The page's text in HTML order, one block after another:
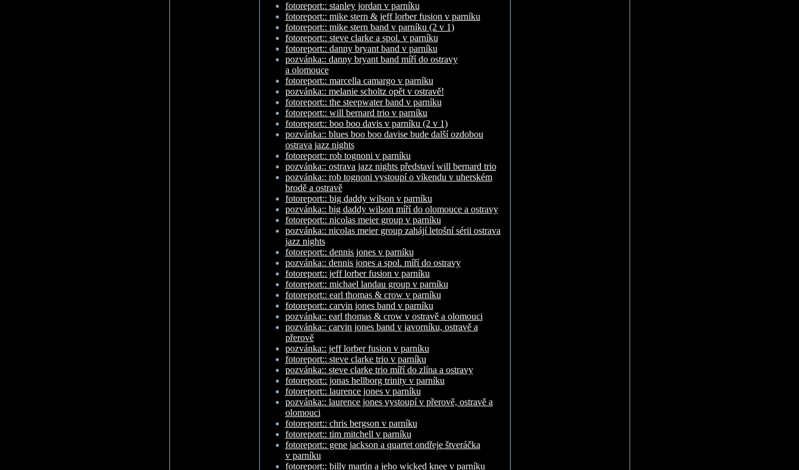
fotoreport:: stanley jordan v parníku
fotoreport:: mike stern & jeff lorber fusion v parníku
fotoreport:: mike stern band v parníku (2 v 1)
fotoreport:: steve clarke a spol. v parníku
fotoreport:: danny bryant band v parníku
pozvánka:: danny bryant band míří do ostravy
a olomouce
fotoreport:: marcella camargo v parníku
pozvánka:: melanie scholtz opět v ostravě!
fotoreport:: the steepwater band v parníku
fotoreport:: will bernard trio v parníku
fotoreport:: boo boo davis v parníku (2 v 1)
pozvánka:: blues boo boo davise bude další ozdobou
ostrava jazz nights
fotoreport:: rob tognoni v parníku
pozvánka:: ostrava jazz nights představí will bernard trio
pozvánka:: rob tognoni vystoupí o víkendu v uherském
brodě a ostravě
fotoreport:: big daddy wilson v parníku
pozvánka:: big daddy wilson míří do olomouce a ostravy
fotoreport:: nicolas meier group v parníku
pozvánka:: nicolas meier group zahájí letošní sérii ostrava
jazz nights
fotoreport:: dennis jones v parníku
pozvánka:: dennis jones a spol. míří do ostravy
fotoreport:: jeff lorber fusion v parníku
fotoreport:: michael landau group v parníku
fotoreport:: earl thomas & crow v parníku
fotoreport:: carvin jones band v parníku
pozvánka:: earl thomas & crow v ostravě a olomouci
pozvánka:: carvin jones band v javorníku, ostravě a
přerově
pozvánka:: jeff lorber fusion v parníku
fotoreport:: steve clarke trio v parníku
pozvánka:: steve clarke trio míří do zlína a ostravy
fotoreport:: jonas hellborg trinity v parníku
fotoreport:: laurence jones v parníku
pozvánka:: laurence jones vystoupí v přerově, ostravě a
olomouci
fotoreport:: chris bergson v parníku
fotoreport:: tim mitchell v parníku
fotoreport:: gene jackson a quartet ondřeje štveráčka
v parníku
fotoreport:: billy martin a jeho wicked knee v parníku